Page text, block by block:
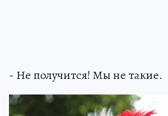
- Не получится! Мы не такие.